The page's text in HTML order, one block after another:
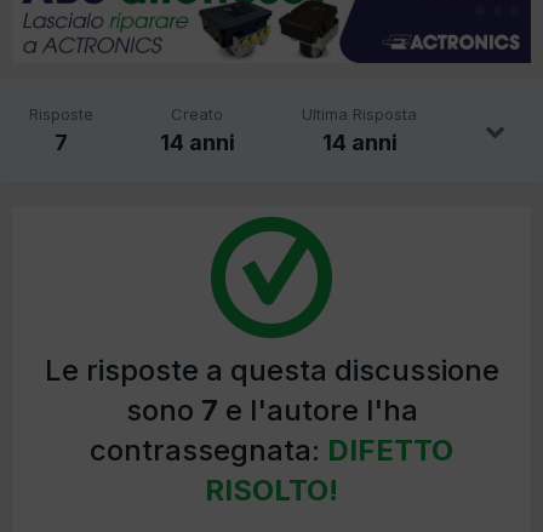
Risposte
7
Creato
14 anni
Ultima Risposta
14 anni
Le risposte a questa discussione
sono 7 e l'autore l'ha
contrassegnata: DIFETTO
RISOLTO!